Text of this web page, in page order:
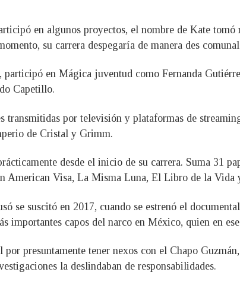
en algunos proyectos, el nombre de Kate
su carrera despegaría de manera des
en Mágica juventud como Fernanda
Capetillo.
transmitidas por televisión y plataformas de
de Cristal y Grimm.
desde el inicio de su carrera. Suma 31
American Visa, La Misma Luna, El Libro de la
se suscitó en 2017, cuando se estrenó el
importantes capos del narco en México, quien en
presuntamente tener nexos con el Chapo
la deslindaban de responsabilidades.